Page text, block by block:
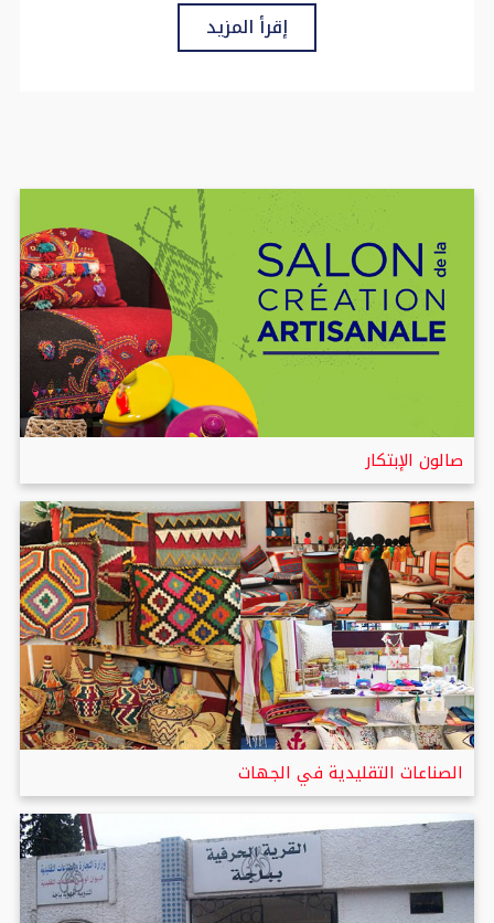
إقرأ المزيد
صالون الإبتكار
الصناعات التقليدية في الجهات